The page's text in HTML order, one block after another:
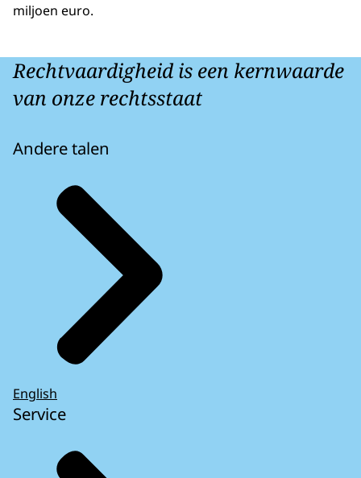
miljoen euro.
Rechtvaardigheid is een kernwaarde
van onze rechtsstaat
Andere talen
English
Service